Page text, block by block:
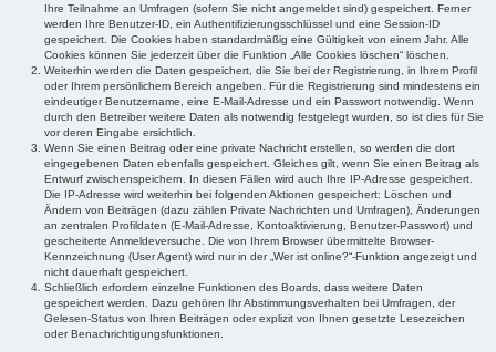
Ihre Teilnahme an Umfragen (sofern Sie nicht angemeldet sind) gespeichert. Ferner
werden Ihre Benutzer-ID, ein Authentifizierungsschlüssel und eine Session-ID
gespeichert. Die Cookies haben standardmäßig eine Gültigkeit von einem Jahr. Alle
Cookies können Sie jederzeit über die Funktion „Alle Cookies löschen“ löschen.
Weiterhin werden die Daten gespeichert, die Sie bei der Registrierung, in Ihrem Profil
oder Ihrem persönlichem Bereich angeben. Für die Registrierung sind mindestens ein
eindeutiger Benutzername, eine E-Mail-Adresse und ein Passwort notwendig. Wenn
durch den Betreiber weitere Daten als notwendig festgelegt wurden, so ist dies für Sie
vor deren Eingabe ersichtlich.
Wenn Sie einen Beitrag oder eine private Nachricht erstellen, so werden die dort
eingegebenen Daten ebenfalls gespeichert. Gleiches gilt, wenn Sie einen Beitrag als
Entwurf zwischenspeichern. In diesen Fällen wird auch Ihre IP-Adresse gespeichert.
Die IP-Adresse wird weiterhin bei folgenden Aktionen gespeichert: Löschen und
Ändern von Beiträgen (dazu zählen Private Nachrichten und Umfragen), Änderungen
an zentralen Profildaten (E-Mail-Adresse, Kontoaktivierung, Benutzer-Passwort) und
gescheiterte Anmeldeversuche. Die von Ihrem Browser übermittelte Browser-
Kennzeichnung (User Agent) wird nur in der „Wer ist online?“-Funktion angezeigt und
nicht dauerhaft gespeichert.
Schließlich erfordern einzelne Funktionen des Boards, dass weitere Daten
gespeichert werden. Dazu gehören Ihr Abstimmungsverhalten bei Umfragen, der
Gelesen-Status von Ihren Beiträgen oder explizit von Ihnen gesetzte Lesezeichen
oder Benachrichtigungsfunktionen.